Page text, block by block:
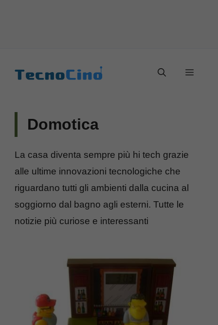
Menu
Domotica
La casa diventa sempre più hi tech grazie
alle ultime innovazioni tecnologiche che
riguardano tutti gli ambienti dalla cucina al
soggiorno dal bagno agli esterni. Tutte le
notizie più curiose e interessanti